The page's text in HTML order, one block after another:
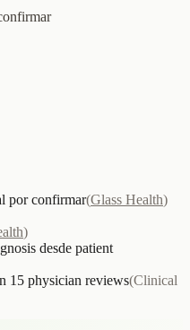
por confirmar(Glass Health)
)
desde patient
15 physician reviews(Clinical